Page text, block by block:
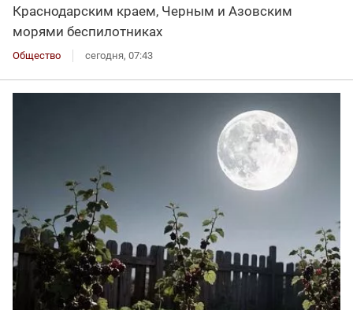
Краснодарским краем, Черным и Азовским
морями беспилотниках
Общество сегодня, 07:43